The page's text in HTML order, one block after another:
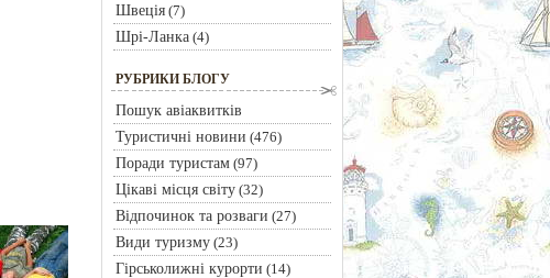
Швеція(7)
Шрі-Ланка(4)
РУБРИКИ БЛОГУ
Пошук авіаквитків
Туристичні новини (476)
Поради туристам(97)
Цікаві місця світу(32)
Відпочинок та розваги (27)
Види туризму(23)
Гірськолижні курорти (14)